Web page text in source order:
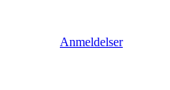
Anmeldelser